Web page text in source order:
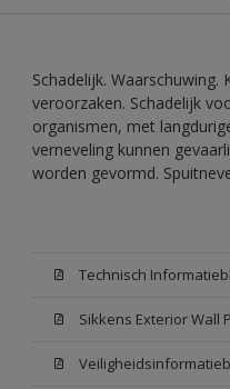
Schadelijk. Waarschuwing.
veroorzaken. Schadelijk
organismen, met
verneveling kunnen
worden gevormd.
Technisch